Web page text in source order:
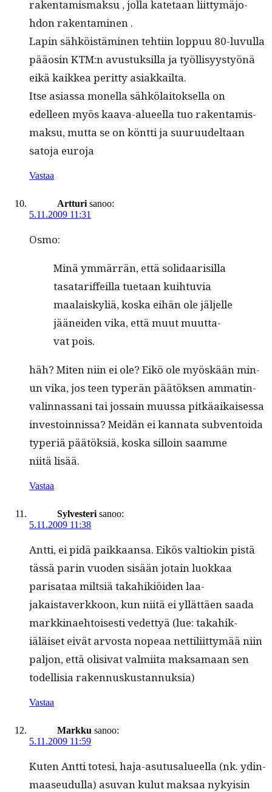
rak­en­tamis­mak­su , jol­la kate­taan liit­tymäjo­
hdon rakentaminen .
Lapin sähköistämi­nen tehti­in lop­puu 80-luvul­la
pääosin KTM:n avus­tuk­sil­la ja työl­lisyystyönä
eikä kaikkea perit­ty asiakkailta.
Itse asi­as­sa monel­la sähkölaitok­sel­la on
edelleen myös kaa­va-alueel­la tuo rak­en­tamis­
mak­su, mut­ta se on könt­ti ja suu­ru­udeltaan
sato­ja euroja
Vastaa
Artturi sanoo:
5.11.2009 11:31
Osmo:
Minä ymmär­rän, että sol­i­daarisil­la
tasa­tar­if­feil­la tue­taan kui­h­tu­via
maalaiskyliä, kos­ka eihän ole jäl­jelle
jäänei­den vika, että muut muut­ta­
vat pois.
häh? Miten niin ei ole? Eikö ole myöskään min­
un vika, jos teen type­r­än päätök­sen ammat­in­
valin­nas­sani tai jos­sain muus­sa pitkäaikaises­sa
investoin­nis­sa? Mei­dän ei kan­na­ta sub­ven­toi­da
type­r­iä päätök­siä, kos­ka sil­loin saamme
niitä lisää.
Vastaa
Sylvesteri sanoo:
5.11.2009 11:38
Antti, ei pidä paikkaansa. Eikös val­tiokin pistä
tässä parin vuo­den sisään jotain luokkaa
parisa­taa milt­siä takahik­iöi­den laa­
jakaistaverkkoon, kun niitä ei yllät­täen saa­da
markki­nae­htois­es­ti vedet­tyä (lue: takahik­
iäläiset eivät arvos­ta nopeaa net­tili­it­tymää niin
paljon, että oli­si­vat valmi­ita mak­samaan sen
todel­lisia rakennuskustannuksia)
Vastaa
Markku sanoo:
5.11.2009 11:59
Kuten Antti tote­si, haja-asu­tusalueel­la (nk. ydin­
maaseudul­la) asu­van kulut mak­saa nyky­isin